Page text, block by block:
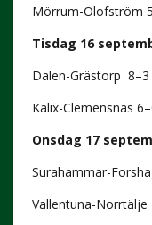
Mörrum-Olofström
Tisdag 16
Dalen-Grästorp 8–3
Kalix-Clemensnäs
Onsdag 17
Surahammar-
Vallentuna-Norrtälje